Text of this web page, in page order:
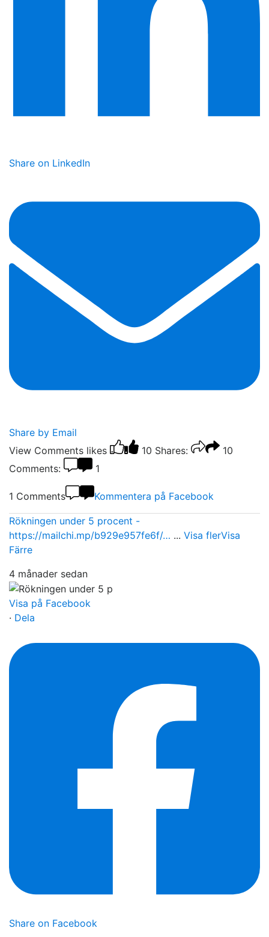
Share on LinkedIn
Share by Email
View Comments likes 10 Shares:
10
Comments:
1
1 Comments Kommentera på Facebook
Rökningen under 5 procent -
https://mailchi.mp/b929e957fe6f/… ... Visa flerVisa
Färre
4 månader sedan
Visa på Facebook
· Dela
Share on Facebook